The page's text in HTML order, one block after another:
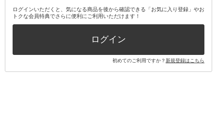
ログインいただくと、気になる商品を後から確認できる「お気に入り登録」やお
トクな会員特典でさらに便利にご利用いただけます！
ログイン
初めてのご利用ですか？新規登録はこちら